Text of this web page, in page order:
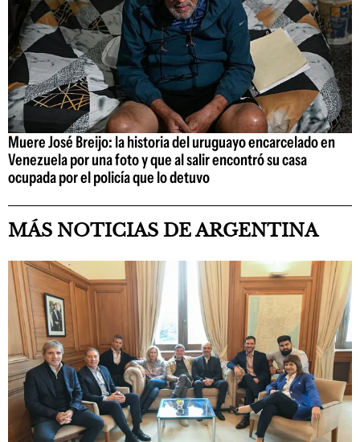
Muere José Breijo: la historia del uruguayo encarcelado en
Venezuela por una foto y que al salir encontró su casa
ocupada por el policía que lo detuvo
MÁS NOTICIAS DE ARGENTINA